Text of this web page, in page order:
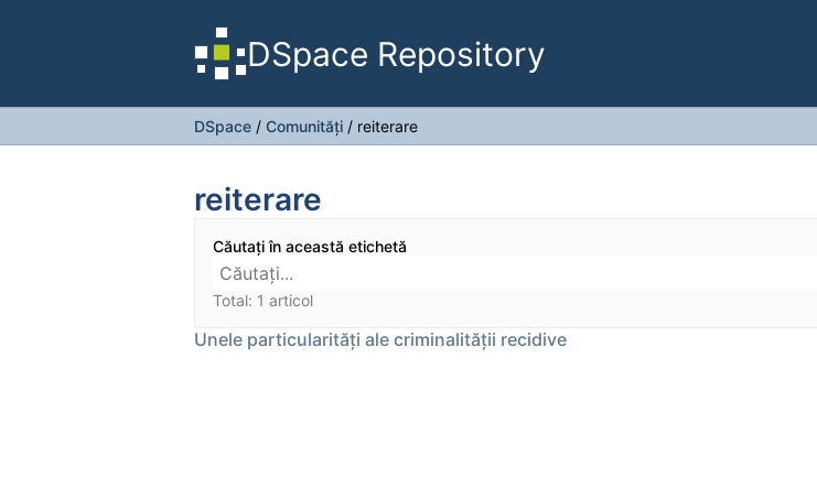
DSpace Repository
DSpace / Comunități / reiterare
reiterare
Căutați în această etichetă
Total: 1 articol
Unele particularități ale criminalității recidive